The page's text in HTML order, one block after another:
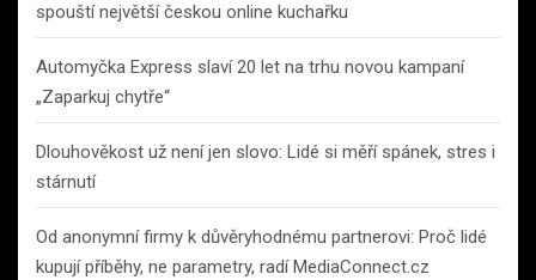
spouští největší českou online kuchařku
Automyčka Express slaví 20 let na trhu novou kampaní
„Zaparkuj chytře“
Dlouhověkost už není jen slovo: Lidé si měří spánek, stres i
stárnutí
Od anonymní firmy k důvěryhodnému partnerovi: Proč lidé
kupují příběhy, ne parametry, radí MediaConnect.cz